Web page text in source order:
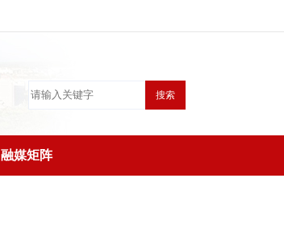
搜索
融媒矩阵